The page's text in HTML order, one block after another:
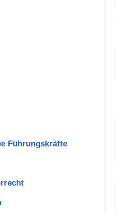
Führungskräfte